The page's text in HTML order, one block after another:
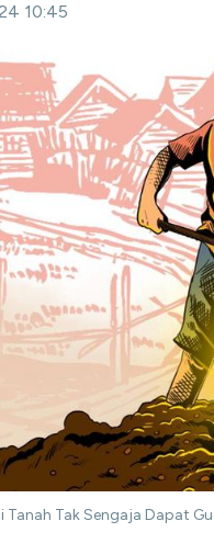
10:45
Tak Sengaja Dapat